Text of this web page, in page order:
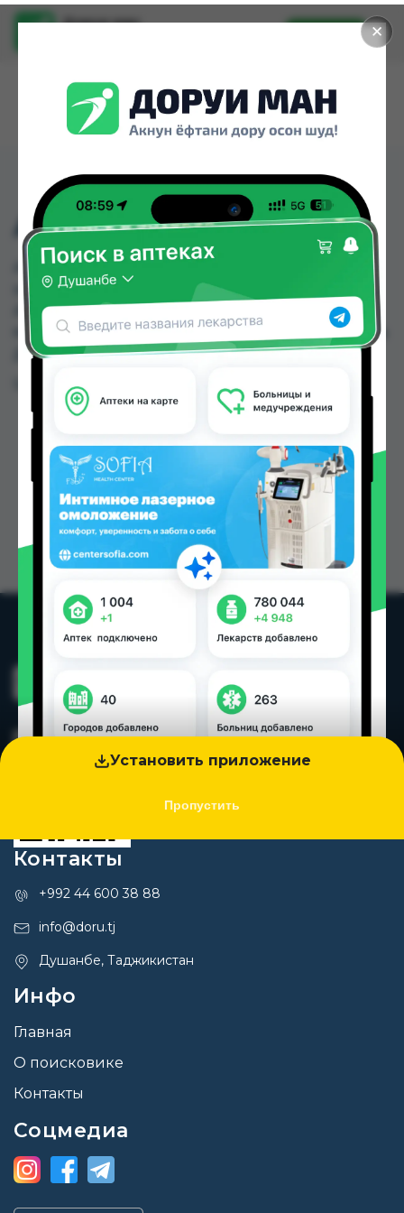
✕
Установить приложение
Пропустить
Доруи ман
Установить
АМРИЗОЛ КЛ СВ. №10
АМРИЗОЛ КЛ СВ. №10 можно купить или
заказать в аптеках, Авиценна, Аптека + 24/7,
Аптека Алфавит, Аптека Нур (Nur), Арча, Ватан
№1, Ватан №2 по цене от 66.00 TJS до 90.90 TJS в
Душанбе и других городах Таджикистана
Цена: от66.00 TJS
Контакты
+992 44 600 38 88
info@doru.tj
Душанбе, Таджикистан
Инфо
Главная
О поисковике
Контакты
Соцмедиа